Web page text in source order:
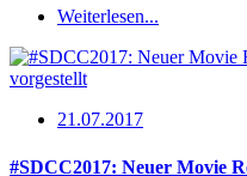
Weiterlesen...
21.07.2017
#SDCC2017: Neuer Movie